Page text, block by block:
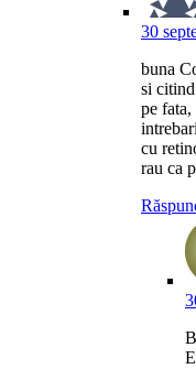
30
buna
si
pe fata,
cu
rau ca